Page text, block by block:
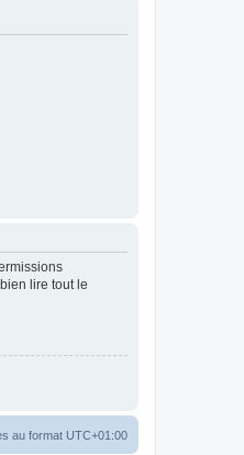
lire tout le
au format UTC+01:00